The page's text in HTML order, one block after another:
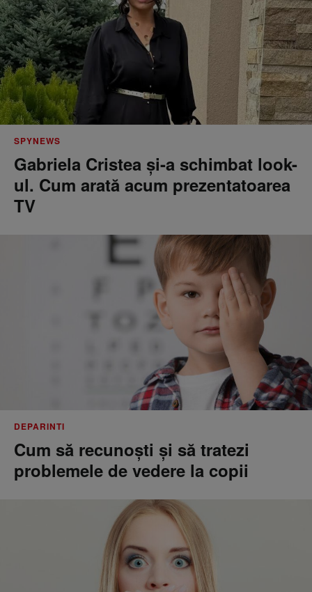
SPYNEWS
Gabriela Cristea și-a schimbat look-
ul. Cum arată acum prezentatoarea
TV
DEPARINTI
Cum să recunoști și să tratezi
problemele de vedere la copii